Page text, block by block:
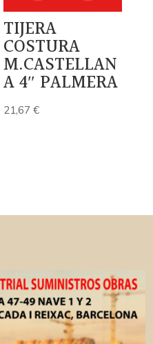
TIJERA
COSTURA
M.CASTELLAN
A 4″ PALMERA
21,67€